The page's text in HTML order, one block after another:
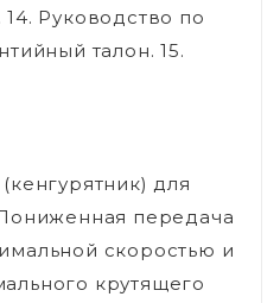
Руководство по
талон. 15.
для
передача
скоростью и
крутящего